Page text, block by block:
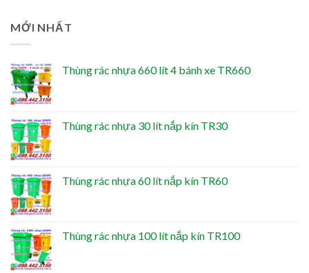
MỚI NHẤT
Thùng rác nhựa 660 lít 4 bánh xe TR660
Thùng rác nhựa 30 lít nắp kín TR30
Thùng rác nhựa 60 lít nắp kín TR60
Thùng rác nhựa 100 lít nắp kín TR100